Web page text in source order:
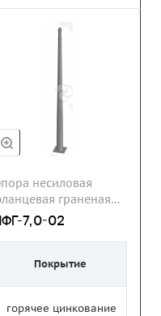
несиловая
граненая
7,0-02
Покрытие
горячее цинкование